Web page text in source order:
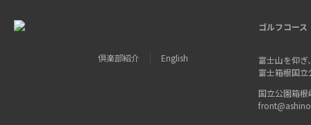
倶楽部紹介 English
ゴルフコース
富士山を仰
富士箱根国
国立公園箱